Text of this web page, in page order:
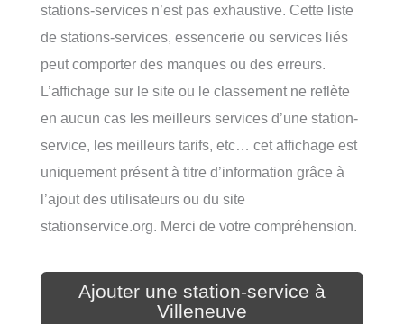
stations-services n’est pas exhaustive. Cette liste
de stations-services, essencerie ou services liés
peut comporter des manques ou des erreurs.
L’affichage sur le site ou le classement ne reflète
en aucun cas les meilleurs services d’une station-
service, les meilleurs tarifs, etc… cet affichage est
uniquement présent à titre d’information grâce à
l’ajout des utilisateurs ou du site
stationservice.org. Merci de votre compréhension.
Ajouter une station-service à
Villeneuve